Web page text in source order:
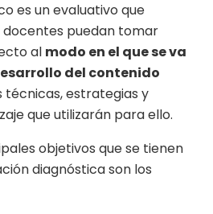
es un evaluativo que
puedan tomar
al modo en el que se va
del contenido
técnicas, estrategias y
que utilizarán para ello.
objetivos que se tienen
diagnóstica son los